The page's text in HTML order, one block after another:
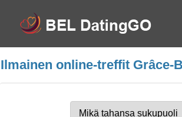
Ilmainen online-treffit Grâce-